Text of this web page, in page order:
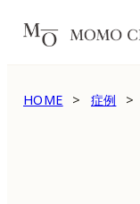
HOME 症例